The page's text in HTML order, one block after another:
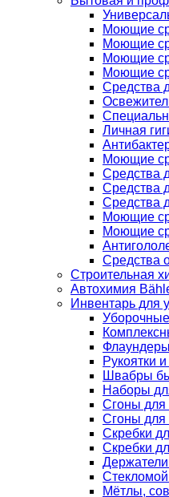
Моющие
Моющие
Моющие
Моющие
Средства
Личная
Моющие
Средства
Средства
Средства
Моющие
Моющие
Средства
Строительная
Автохимия
Инвентарь для
Рукоятки
Швабры
Наборы
Сгоны для
Сгоны для
Скребки
Скребки
Мётлы,